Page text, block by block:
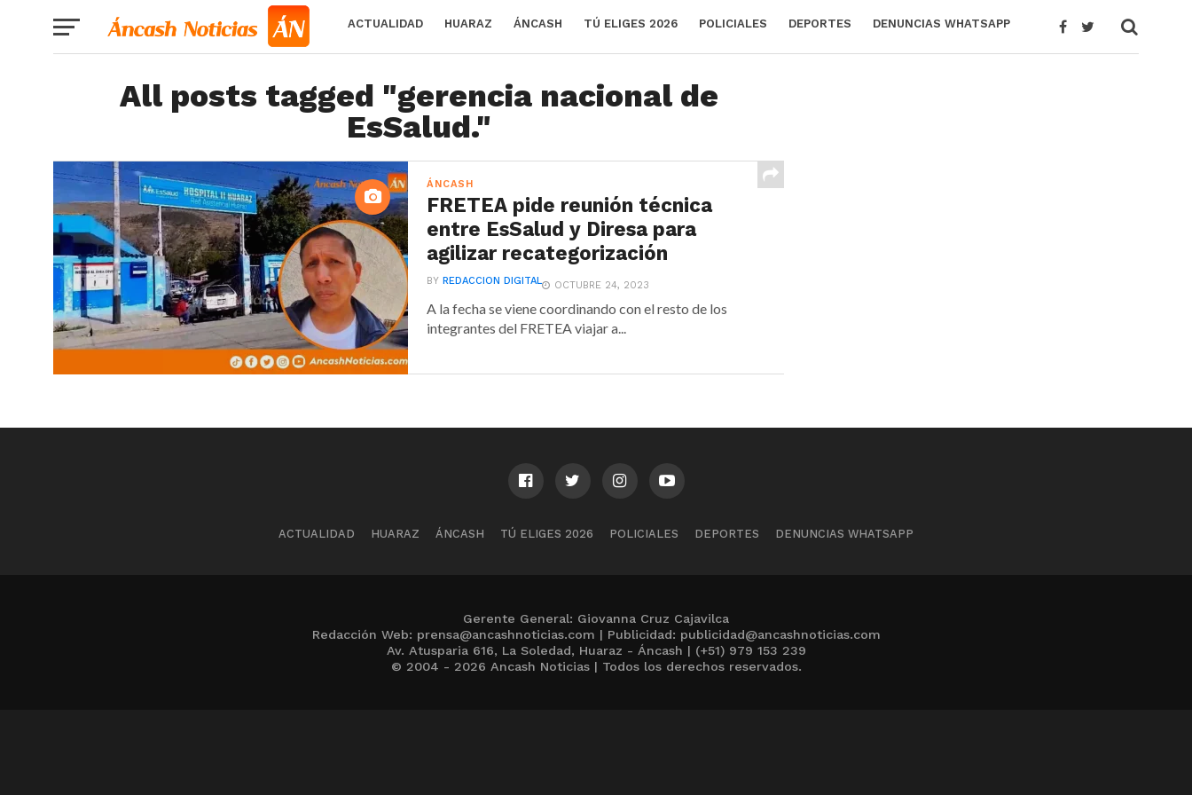
ACTUALIDAD HUARAZ ÁNCASH TÚ ELIGES 2026 POLICIALES DEPORTES DENUNCIAS WHATSAPP
All posts tagged "gerencia nacional de
EsSalud."
ÁNCASH
FRETEA pide reunión técnica
entre EsSalud y Diresa para
agilizar recategorización
BYREDACCION DIGITAL OCTUBRE 24, 2023
A la fecha se viene coordinando con el resto de los
integrantes del FRETEA viajar a...
ACTUALIDAD HUARAZ ÁNCASH TÚ ELIGES 2026 POLICIALES DEPORTES DENUNCIAS WHATSAPP
Gerente General: Giovanna Cruz Cajavilca
Redacción Web: prensa@ancashnoticias.com | Publicidad: publicidad@ancashnoticias.com
Av. Atusparia 616, La Soledad, Huaraz - Áncash | (+51) 979 153 239
© 2004 - 2026 Ancash Noticias | Todos los derechos reservados.